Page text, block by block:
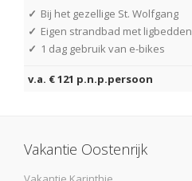
✓ Bij het gezellige St. Wolfgang
✓ Eigen strandbad met ligbedden
✓ 1 dag gebruik van e-bikes
v.a. € 121 p.n.p.persoon
Vakantie Oostenrijk